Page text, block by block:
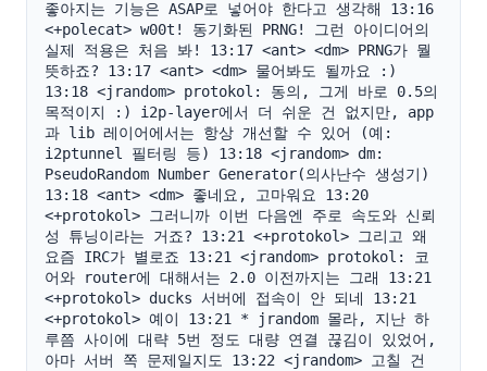
좋아지는 기능은 ASAP로 넣어야 한다고 생각해 13:16
<+polecat> w00t! 동기화된 PRNG! 그런 아이디어의
실제 적용은 처음 봐! 13:17 <ant> <dm> PRNG가 뭘
뜻하죠? 13:17 <ant> <dm> 물어봐도 될까요 :)
13:18 <jrandom> protokol: 동의, 그게 바로 0.5의
목적이지 :) i2p-layer에서 더 쉬운 건 없지만, app
과 lib 레이어에서는 항상 개선할 수 있어 (예:
i2ptunnel 필터링 등) 13:18 <jrandom> dm:
PseudoRandom Number Generator(의사난수 생성기)
13:18 <ant> <dm> 좋네요, 고마워요 13:20
<+protokol> 그러니까 이번 다음엔 주로 속도와 신뢰
성 튜닝이라는 거죠? 13:21 <+protokol> 그리고 왜
요즘 IRC가 별로죠 13:21 <jrandom> protokol: 코
어와 router에 대해서는 2.0 이전까지는 그래 13:21
<+protokol> ducks 서버에 접속이 안 되네 13:21
<+protokol> 예이 13:21 * jrandom 몰라, 지난 하
루쯤 사이에 대략 5번 정도 대량 연결 끊김이 있었어,
아마 서버 쪽 문제일지도 13:22 <jrandom> 고칠 건